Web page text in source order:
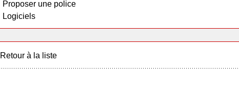
Proposer une police
Logiciels
Retour à la liste